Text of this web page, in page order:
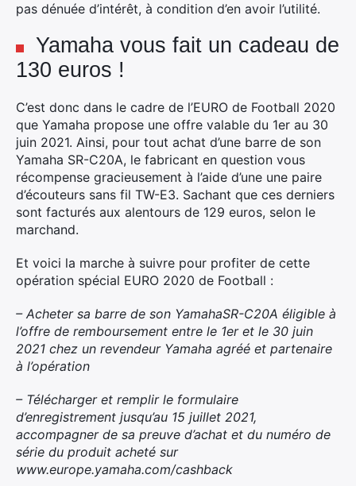
pas dénuée d’intérêt, à condition d’en avoir l’utilité.
Yamaha vous fait un cadeau de
130 euros !
C’est donc dans le cadre de l’EURO de Football 2020
que Yamaha propose une offre valable du 1er au 30
juin 2021. Ainsi, pour tout achat d’une barre de son
Yamaha SR-C20A, le fabricant en question vous
récompense gracieusement à l’aide d’une une paire
d’écouteurs sans fil TW-E3. Sachant que ces derniers
sont facturés aux alentours de 129 euros, selon le
marchand.
Et voici la marche à suivre pour profiter de cette
opération spécial EURO 2020 de Football :
– Acheter sa barre de son YamahaSR-C20A éligible à
l’offre de remboursement entre le 1er et le 30 juin
2021 chez un revendeur Yamaha agréé et partenaire
à l’opération
– Télécharger et remplir le formulaire
d’enregistrement jusqu’au 15 juillet 2021,
accompagner de sa preuve d’achat et du numéro de
série du produit acheté sur
www.europe.yamaha.com/cashback